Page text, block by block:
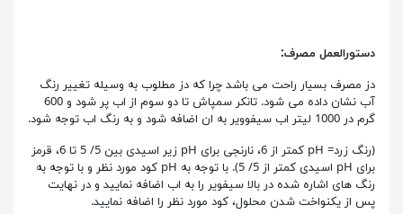
دستورالعمل مصرف:
دز مصرف بسیار راحت می باشد چرا که دز مطلوب به وسیله تغییر رنگ
آب نشان داده می شود. تانکر سمپاش تا دو سوم از اب پر شود و 600
گرم در 1000 لیتر اب سیفوویر به ان اضافه شود و به رنگ اب توجه شود.
(رنگ زرد= pH کمتر از 6، نارنجی برای pH زیر اسیدی بین 5/ 5 تا 6، قرمز
برای pH اسیدی کمتر از 5/ 5). با توجه به pH کود مورد نظر و با توجه به
رنگ های اشاره شده در بالا سیفویر را به اب اضافه نمایید و در نهایت
پس از یکنواخت شدن محلول، کود مورد نظر را اضافه نمایید.